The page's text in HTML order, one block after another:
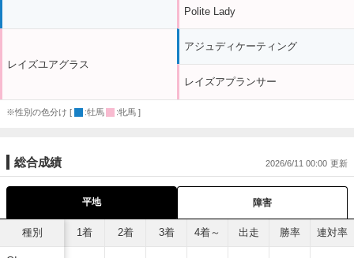
レイズユアグラス
Polite Lady
アジュディケーティング
レイズアプランサー
※性別の色分け [ :牡馬 :牝馬 ]
総合成績 2026/6/11 00:00
平地 障害
種別 1着 2着 3着 4着～ 出走 勝率 連対率